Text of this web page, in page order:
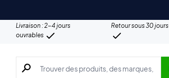
Livraison : 2-4 jours
ouvrables
Retour sous 30 jours
Recherche de produits, de marques, etc.